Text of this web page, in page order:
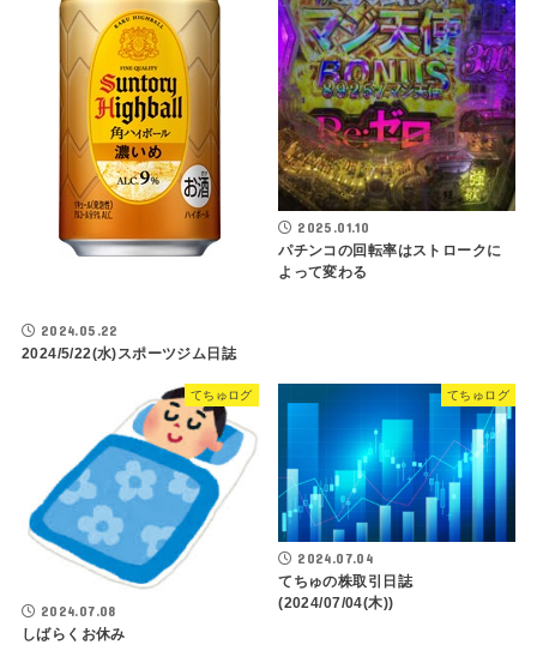
2024.05.22
2024/5/22(水)スポーツジム日誌
2025.01.10
パチンコの回転率はストロークに
よって変わる
てちゅログ
2024.07.08
しばらくお休み
てちゅログ
2024.07.04
てちゅの株取引日誌
(2024/07/04(木))